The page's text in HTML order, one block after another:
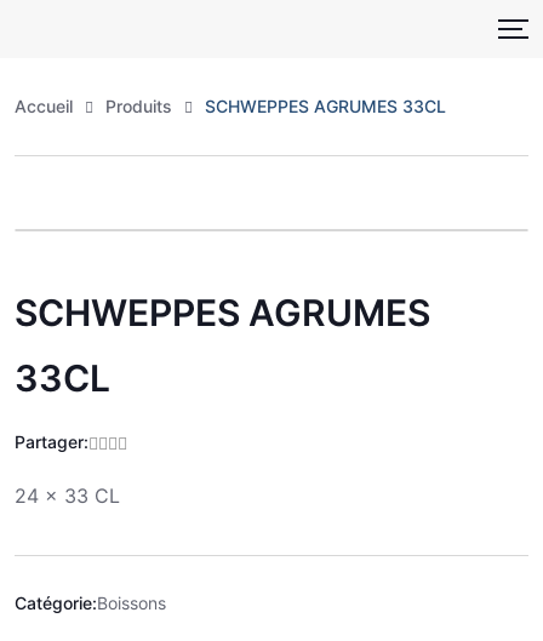
Accueil Produits SCHWEPPES AGRUMES 33CL
SCHWEPPES AGRUMES
33CL
Partager:
24 x 33 CL
Catégorie:Boissons